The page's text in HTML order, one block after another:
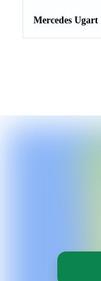
Mercedes Ugart